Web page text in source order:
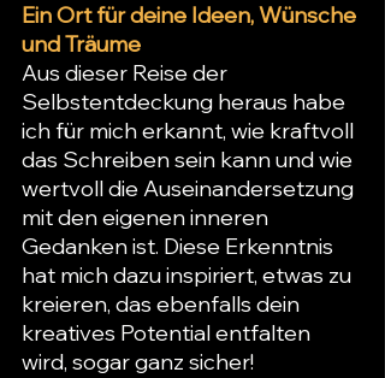
Ein Ort für deine Ideen, Wünsche
und Träume
Aus dieser Reise der
Selbstentdeckung heraus habe
ich für mich erkannt, wie kraftvoll
das Schreiben sein kann und wie
wertvoll die Auseinandersetzung
mit den eigenen inneren
Gedanken ist. Diese Erkenntnis
hat mich dazu inspiriert, etwas zu
kreieren, das ebenfalls dein
kreatives Potential entfalten
wird, sogar ganz sicher!